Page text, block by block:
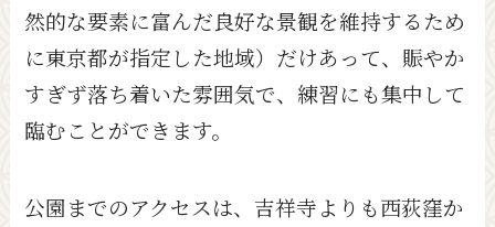
然的な要素に富んだ良好な景観を維持するため
に東京都が指定した地域）だけあって、賑やか
すぎず落ち着いた雰囲気で、練習にも集中して
臨むことができます。
公園までのアクセスは、吉祥寺よりも西荻窪か